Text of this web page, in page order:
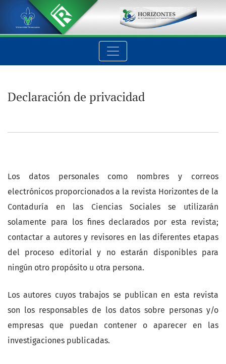
Declaración de privacidad
Declaración de privacidad
Los datos personales como nombres y correos
electrónicos proporcionados a la revista Horizontes de la
Contaduría en las Ciencias Sociales se utilizarán
solamente para los fines declarados por esta revista;
contactar a autores y revisores en las diferentes etapas
del proceso editorial y no estarán disponibles para
ningún otro propósito u otra persona.
Los autores cuyos trabajos se publican en esta revista
son los responsables de los datos sobre personas y/o
empresas que puedan contener o aparecer en las
investigaciones publicadas.